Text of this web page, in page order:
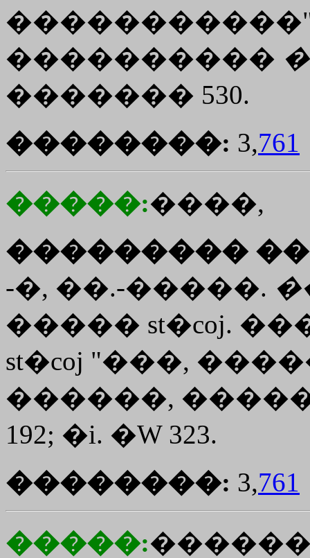
����������
������� 530.
��������: 3,761
�����:����,
���������
-�, ��.-�����.
����� st�coj.
st�coj "���,
������, �����
192; �i. �W 323.
��������: 3,761
�����: